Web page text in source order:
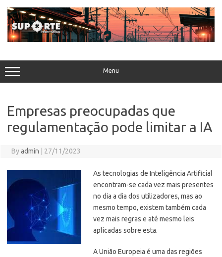
content
Menu
Empresas preocupadas que
regulamentação pode limitar a IA
Byadmin 27/11/2023
As tecnologias de Inteligência Artificial
encontram-se cada vez mais presentes
no dia a dia dos utilizadores, mas ao
mesmo tempo, existem também cada
vez mais regras e até mesmo leis
aplicadas sobre esta.
A União Europeia é uma das regiões